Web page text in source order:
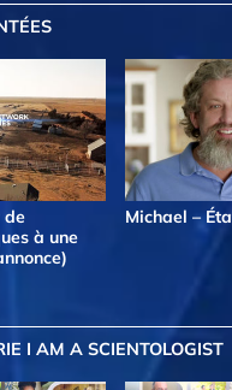
de
à une
Michael –
I AM A SCIENTOLOGIST